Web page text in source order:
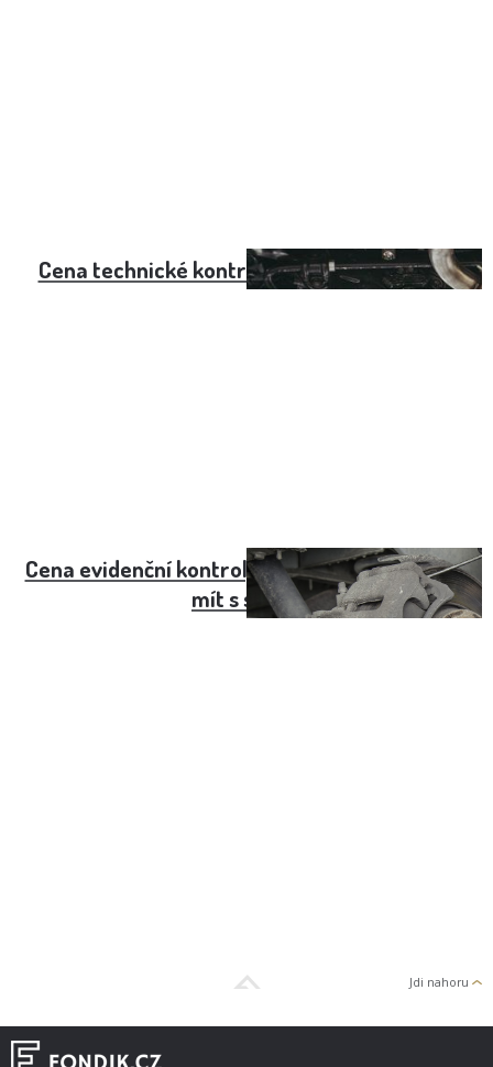
Cena technické kontroly (STK) v roce 2025
Cena evidenční kontroly. Co se kontroluje a co
mít s sebou
Jdi nahoru